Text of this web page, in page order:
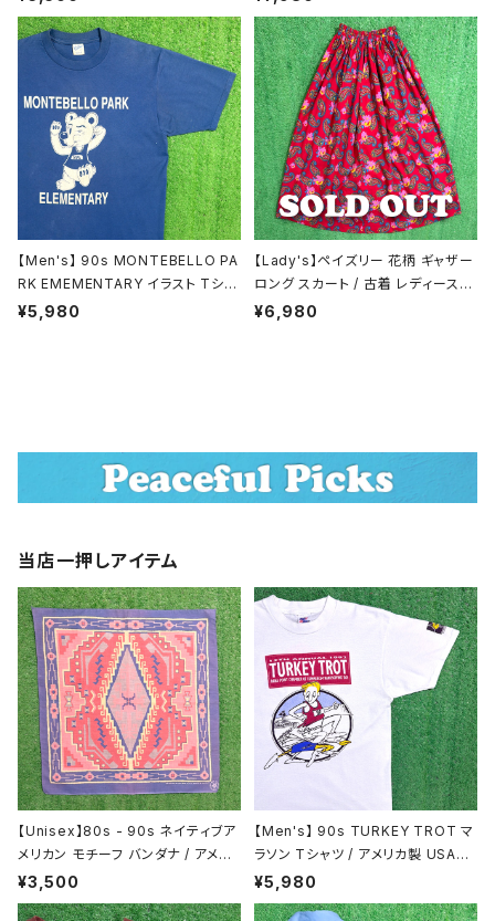
アクセサリー / グッズ
シャツ N1446
【Men's】 90s MONTEBELLO PA
RK EMEMENTARY イラスト Tシャ
ツ / アメリカ製 USA製 カレッジ ティ
¥5,980
【Lady's】ペイズリー 花柄 ギャザー
ロング スカート / 古着 レディース
総柄 ロングスカート 2179
¥6,980
当店一押しアイテム
【Unisex】80s - 90s ネイティブア
メリカン モチーフ バンダナ / アメリ
カ製 USA製 80年代 90年代 古着
2142
¥3,500
【Men's】 90s TURKEY TROT マ
ラソン Tシャツ / アメリカ製 USA製
90年代 ティーシャツ T-Shirt 古着
N1466
¥5,980